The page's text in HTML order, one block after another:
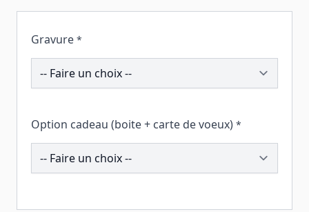
Gravure *
191259
Option cadeau (boite + carte de voeux) *
258325